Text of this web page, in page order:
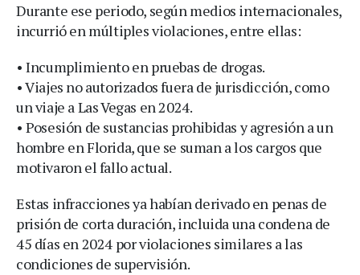
Durante ese periodo, según medios internacionales,
incurrió en múltiples violaciones, entre ellas:
• Incumplimiento en pruebas de drogas.
• Viajes no autorizados fuera de jurisdicción, como
un viaje a Las Vegas en 2024.
• Posesión de sustancias prohibidas y agresión a un
hombre en Florida, que se suman a los cargos que
motivaron el fallo actual.
Estas infracciones ya habían derivado en penas de
prisión de corta duración, incluida una condena de
45 días en 2024 por violaciones similares a las
condiciones de supervisión.